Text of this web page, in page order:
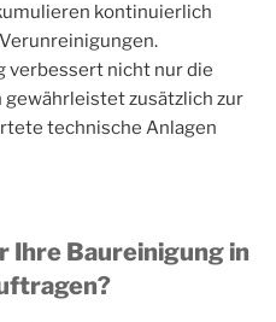
kontinuierlich
verbessert nicht nur die
zusätzlich zur
technische Anlagen
Ihre Baureinigung in